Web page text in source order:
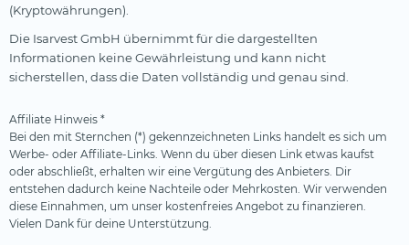
(Kryptowährungen).
Die Isarvest GmbH übernimmt für die dargestellten
Informationen keine Gewährleistung und kann nicht
sicherstellen, dass die Daten vollständig und genau sind.
Affiliate Hinweis *
Bei den mit Sternchen (*) gekennzeichneten Links handelt es sich um
Werbe- oder Affiliate-Links. Wenn du über diesen Link etwas kaufst
oder abschließt, erhalten wir eine Vergütung des Anbieters. Dir
entstehen dadurch keine Nachteile oder Mehrkosten. Wir verwenden
diese Einnahmen, um unser kostenfreies Angebot zu finanzieren.
Vielen Dank für deine Unterstützung.